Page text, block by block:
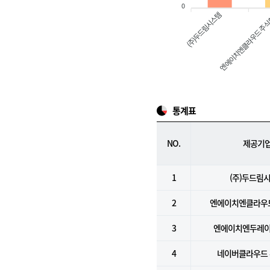
0
(주)두드림시스템엔에이치엔클라우
통계표
NO. 제공기
1 (주)두드림
2 엔에이치엔클라
3 엔에이치엔두레
4 네이버클라우